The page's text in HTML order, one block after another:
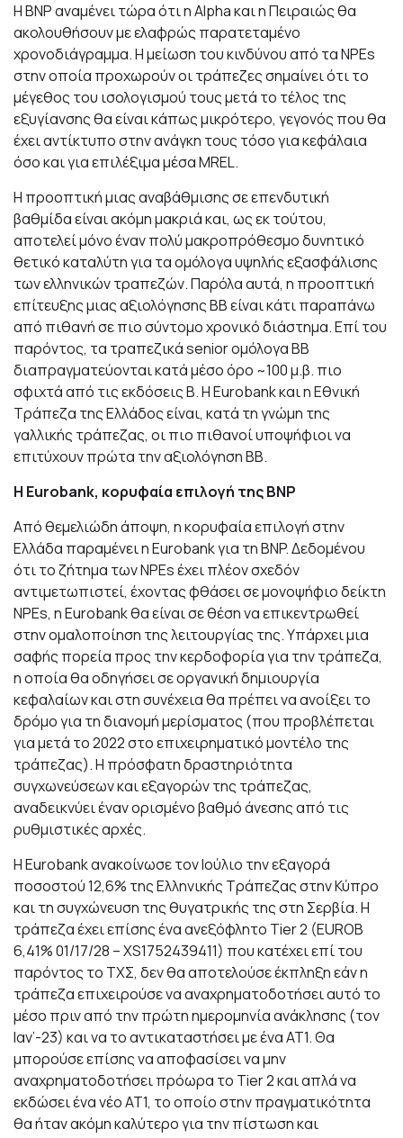
Η BNP αναμένει τώρα ότι η Alpha και η Πειραιώς θα
ακολουθήσουν με ελαφρώς παρατεταμένο
χρονοδιάγραμμα. Η μείωση του κινδύνου από τα NPEs
στην οποία προχωρούν οι τράπεζες σημαίνει ότι το
μέγεθος του ισολογισμού τους μετά το τέλος της
εξυγίανσης θα είναι κάπως μικρότερο, γεγονός που θα
έχει αντίκτυπο στην ανάγκη τους τόσο για κεφάλαια
όσο και για επιλέξιμα μέσα MREL.
Η προοπτική μιας αναβάθμισης σε επενδυτική
βαθμίδα είναι ακόμη μακριά και, ως εκ τούτου,
αποτελεί μόνο έναν πολύ μακροπρόθεσμο δυνητικό
θετικό καταλύτη για τα ομόλογα υψηλής εξασφάλισης
των ελληνικών τραπεζών. Παρόλα αυτά, η προοπτική
επίτευξης μιας αξιολόγησης ΒΒ είναι κάτι παραπάνω
από πιθανή σε πιο σύντομο χρονικό διάστημα. Επί του
παρόντος, τα τραπεζικά senior ομόλογα ΒΒ
διαπραγματεύονται κατά μέσο όρο ~100 μ.β. πιο
σφιχτά από τις εκδόσεις Β. Η Eurobank και η Εθνική
Τράπεζα της Ελλάδος είναι, κατά τη γνώμη της
γαλλικής τράπεζας, οι πιο πιθανοί υποψήφιοι να
επιτύχουν πρώτα την αξιολόγηση ΒΒ.
Η Eurobank, κορυφαία επιλογή της BNP
Από θεμελιώδη άποψη, η κορυφαία επιλογή στην
Ελλάδα παραμένει η Eurobank για τη BNP. Δεδομένου
ότι το ζήτημα των NPEs έχει πλέον σχεδόν
αντιμετωπιστεί, έχοντας φθάσει σε μονοψήφιο δείκτη
NPEs, η Eurobank θα είναι σε θέση να επικεντρωθεί
στην ομαλοποίηση της λειτουργίας της. Υπάρχει μια
σαφής πορεία προς την κερδοφορία για την τράπεζα,
η οποία θα οδηγήσει σε οργανική δημιουργία
κεφαλαίων και στη συνέχεια θα πρέπει να ανοίξει το
δρόμο για τη διανομή μερίσματος (που προβλέπεται
για μετά το 2022 στο επιχειρηματικό μοντέλο της
τράπεζας). Η πρόσφατη δραστηριότητα
συγχωνεύσεων και εξαγορών της τράπεζας,
αναδεικνύει έναν ορισμένο βαθμό άνεσης από τις
ρυθμιστικές αρχές.
Η Eurobank ανακοίνωσε τον Ιούλιο την εξαγορά
ποσοστού 12,6% της Ελληνικής Τράπεζας στην Κύπρο
και τη συγχώνευση της θυγατρικής της στη Σερβία. Η
τράπεζα έχει επίσης ένα ανεξόφλητο Tier 2 (EUROB
6,41% 01/17/28 – XS1752439411) που κατέχει επί του
παρόντος το ΤΧΣ, δεν θα αποτελούσε έκπληξη εάν η
τράπεζα επιχειρούσε να αναχρηματοδοτήσει αυτό το
μέσο πριν από την πρώτη ημερομηνία ανάκλησης (τον
Ιαν’-23) και να το αντικαταστήσει με ένα AT1. Θα
μπορούσε επίσης να αποφασίσει να μην
αναχρηματοδοτήσει πρόωρα το Tier 2 και απλά να
εκδώσει ένα νέο AT1, το οποίο στην πραγματικότητα
θα ήταν ακόμη καλύτερο για την πίστωση και